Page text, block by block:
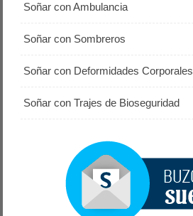
Soñar con Ambulancia
Soñar con Sombreros
Soñar con Deformidades Corporales
Soñar con Trajes de Bioseguridad